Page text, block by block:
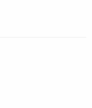
und pflegt ein
taucht plötzlich
Mission. Auf